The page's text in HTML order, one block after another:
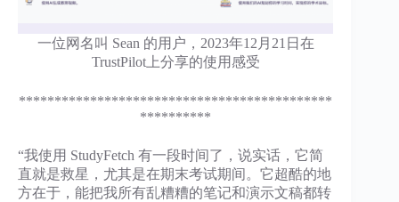
一位网名叫 Sean 的用户，2023年12月21日在
TrustPilot上分享的使用感受
********************************************
**********
“我使用 StudyFetch 有一段时间了，说实话，它简
直就是救星，尤其是在期末考试期间。它超酷的地
方在于，能把我所有乱糟糟的笔记和演示文稿都转